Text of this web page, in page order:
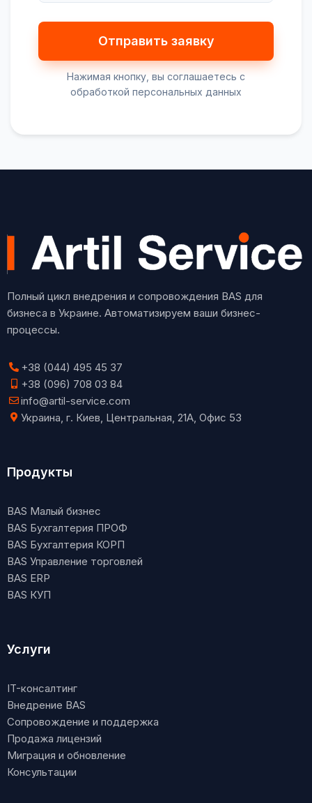
Нажимая кнопку, вы соглашаетесь с
обработкой персональных данных
Полный цикл внедрения и сопровождения BAS для
бизнеса в Украине. Автоматизируем ваши бизнес-
процессы.
+38 (044) 495 45 37
+38 (096) 708 03 84
info@artil-service.com
Украина, г. Киев, Центральная, 21А, Офис 53
Продукты
BAS Малый бизнес
BAS Бухгалтерия ПРОФ
BAS Бухгалтерия КОРП
BAS Управление торговлей
BAS ERP
BAS КУП
Услуги
IT-консалтинг
Внедрение BAS
Сопровождение и поддержка
Продажа лицензий
Миграция и обновление
Консультации